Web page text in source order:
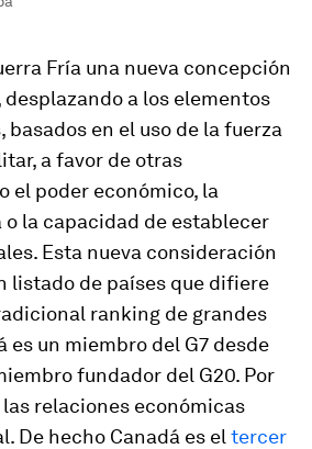
Fría una nueva concepción
desplazando a los elementos
en el uso de la fuerza
a favor de otras
el poder económico, la
la capacidad de establecer
Esta nueva consideración
listado de países que difiere
ranking de grandes
es un miembro del G7 desde
fundador del G20. Por
relaciones económicas
De hecho Canadá es el tercer